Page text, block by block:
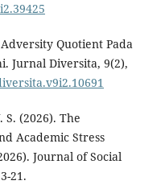
Quotient Pada
Jurnal Diversita, 9(2),
S. (2026). The
Academic Stress
Journal of Social
21.